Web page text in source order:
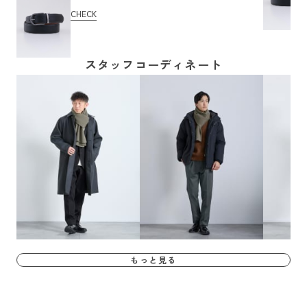
CHECK
スタッフコーディネート
もっと見る